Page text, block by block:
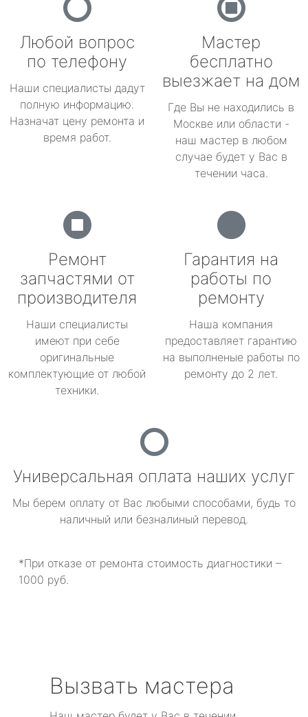
Любой вопрос
по телефону
Наши специалисты дадут
полную информацию.
Назначат цену ремонта и
время работ.
Мастер
бесплатно
выезжает на дом
Где Вы не находились в
Москве или области -
наш мастер в любом
случае будет у Вас в
течении часа.
Ремонт
запчастями от
производителя
Наши специалисты
имеют при себе
оригинальные
комплектующие от любой
техники.
Гарантия на
работы по
ремонту
Наша компания
предоставляет гарантию
на выполненые работы по
ремонту до 2 лет.
Универсальная оплата наших услуг
Мы берем оплату от Вас любыми способами, будь то
наличный или безналиный перевод.
*При отказе от ремонта стоимость диагностики –
1000 руб.
Вызвать мастера